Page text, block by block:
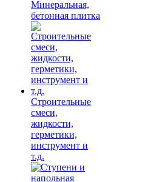
Минеральная,
бетонная плитка
Строительные
смеси,
жидкости,
герметики,
инструмент и
т.д.